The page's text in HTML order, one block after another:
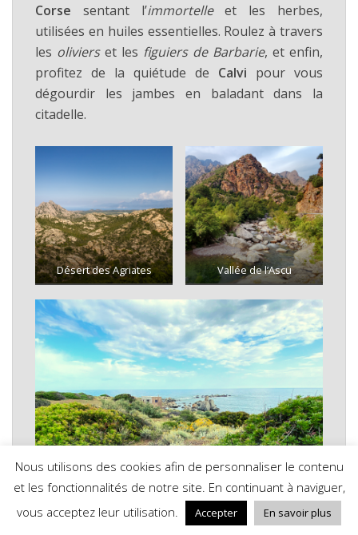
Corse sentant l’immortelleet les herbes,
utilisées en huiles essentielles. Roulez à travers
les oliviers et les figuiers de Barbarie, et enfin,
profitez de la quiétude de Calvi pour vous
dégourdir les jambes en baladant dans la
citadelle.
Désert des Agriates Vallée de l’Ascu
Nous utilisons des cookies afin de personnaliser le contenu
et les fonctionnalités de notre site. En continuant à naviguer,
vous acceptez leur utilisation.
Accepter En savoir plus